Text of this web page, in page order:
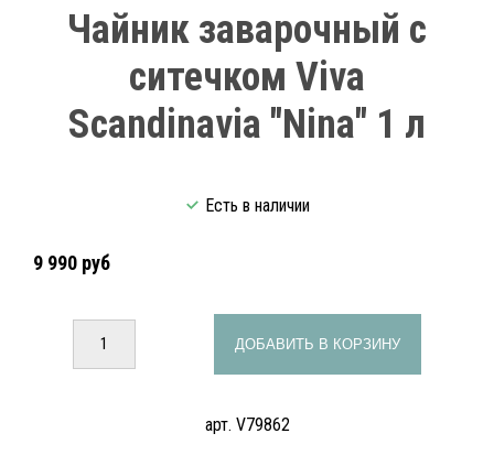
Чайник заварочный с
ситечком Viva
Scandinavia "Nina" 1 л
Есть в наличии
9 990 руб
ДОБАВИТЬ В КОРЗИНУ
арт. V79862